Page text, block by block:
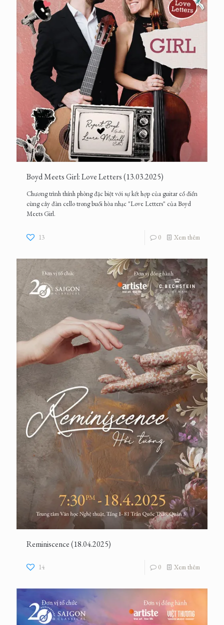
Boyd Meets Girl: Love Letters (13.03.2025)
Chương trình thính phòng đặc biệt với sự kết hợp của guitar cổ điển
cùng cây đàn cello trong buổi hòa nhạc "Love Letters" của Boyd
Meets Girl.
13 0 Xem thêm
Reminiscence (18.04.2025)
14 0 Xem thêm